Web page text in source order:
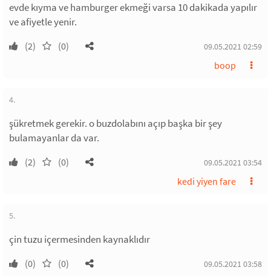
evde kıyma ve hamburger ekmeği varsa 10 dakikada yapılır
ve afiyetle yenir.
(2) (0) 09.05.2021 02:59
boop
4.
şükretmek gerekir. o buzdolabını açıp başka bir şey
bulamayanlar da var.
(2) (0) 09.05.2021 03:54
kedi yiyen fare
5.
çin tuzu içermesinden kaynaklıdır
(0) (0) 09.05.2021 03:58